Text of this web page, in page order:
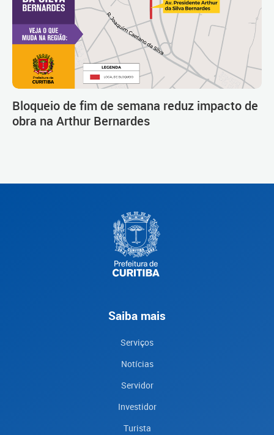
Bloqueio de fim de semana reduz impacto de
obra na Arthur Bernardes
Saiba mais
Serviços
Notícias
Servidor
Investidor
Turista